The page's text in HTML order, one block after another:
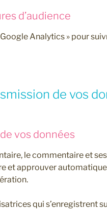
d’audience
Analytics » pour
de vos
vos données
le commentaire et
et approuver
qui s’enregistrent